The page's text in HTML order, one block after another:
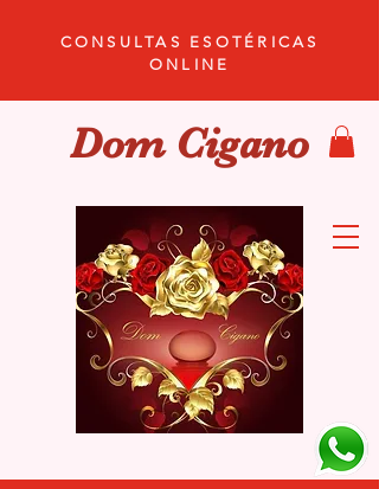
Dom Cigano
CONSULTAS ESOTÉRICAS
ONLINE